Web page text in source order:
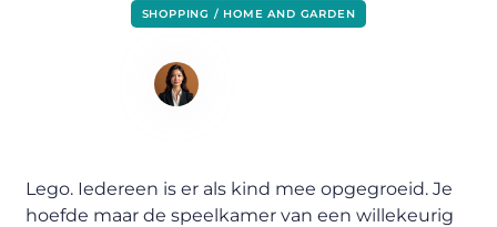
SHOPPING / HOME AND GARDEN
Lego. Iedereen is er als kind mee opgegroeid. Je
hoefde maar de speelkamer van een willekeurig